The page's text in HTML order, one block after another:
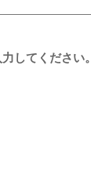
してください。